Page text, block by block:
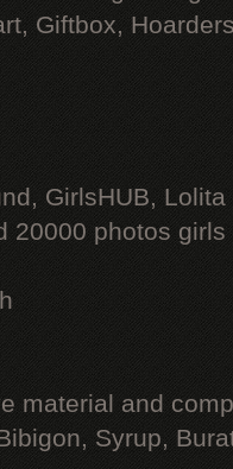
Giftbox,
GirlsHUB, Lolita
20000 photos
material and
Syrup,